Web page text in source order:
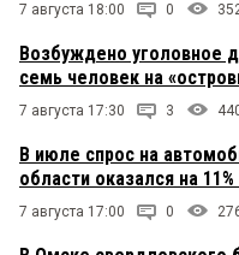
7 августа 18:00 0
Возбуждено уголовное
семь человек на
7 августа 17:30 3
В июле спрос на
области оказался на
7 августа 17:00 0